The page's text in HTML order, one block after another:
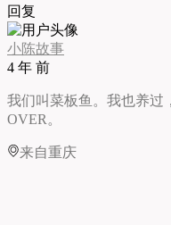
回复
小陈故事
4 年 前
我们叫菜板鱼。我也养过
OVER。
来自重庆